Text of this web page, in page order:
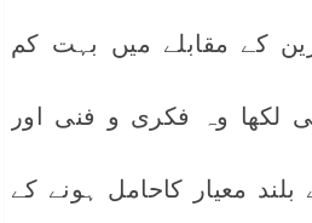
کے مقابلے میں بہت کم
لکھا وہ فکری و فنی اور
معیار کاحامل ہونے کے